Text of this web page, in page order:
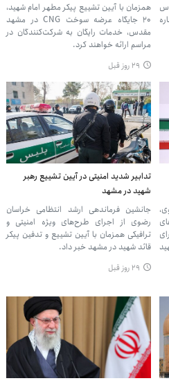
همزمان با آیین تشییع پیکر مطهر امام شهید،
۲۰ جایگاه عرضه سوخت CNG در مشهد
مقدس، خدمات رایگان به شرکت‌کنندگان در
مراسم ارائه خواهند کرد.
۲۹ روز قبل
تدابیر شدید امنیتی در آیین تشییع رهبر
شهید در مشهد
جانشین فرماندهی ارشد انتظامی خراسان
رضوی از اجرای طرح‌های ویژه امنیتی و
ترافیکی همزمان با آیین تشییع و تدفین پیکر
قائد شهید در مشهد خبر داد.
۲۹ روز قبل